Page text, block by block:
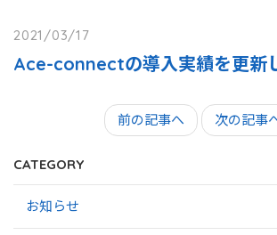
2021/03/17
Ace-connectの導入実績を更新
前の記事へ 次の記事
CATEGORY
お知らせ